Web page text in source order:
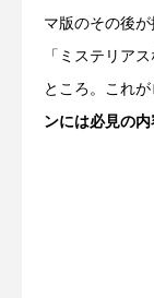
マ版のその後が
「ミステリア
ところ。これ
ンには必見の内